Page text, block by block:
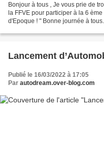
Bonjour à tous , Je vous prie de
la FFVE pour participer à la 6
d'Epoque ! " Bonne journée à
Lancement
Publié le 16/03/2022 à 17:05
Par autodream.over-blog.com